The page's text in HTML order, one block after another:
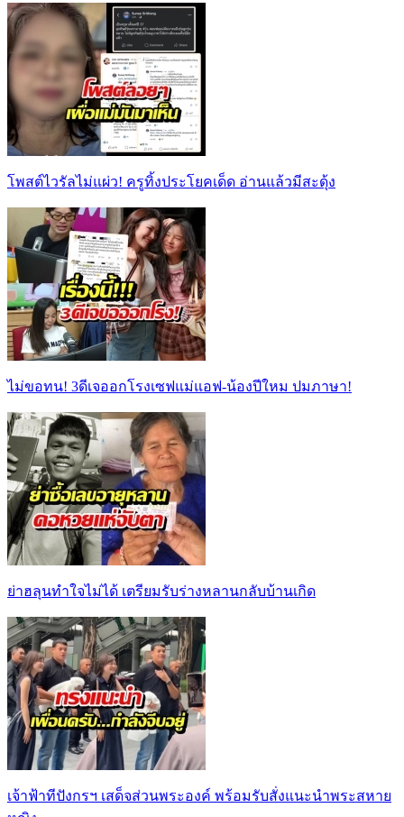
โพสต์ไวรัลไม่แผ่ว! ครูทิ้งประโยคเด็ด อ่านแล้วมีสะดุ้ง
ไม่ขอทน! 3ดีเจออกโรงเซฟแม่แอฟ-น้องปีใหม ปมภาษา!
ย่าฮลุนทำใจไม่ได้ เตรียมรับร่างหลานกลับบ้านเกิด
เจ้าฟ้าทีปังกรฯ เสด็จส่วนพระองค์ พร้อมรับสั่งแนะนำพระสหาย